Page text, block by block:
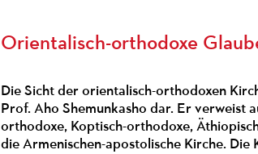
Orientalisch-orthodoxe
Die Sicht der orientalisch-orthodoxen
Prof. Aho Shemunkasho dar. Er verweist
orthodoxe, Koptisch-orthodoxe,
die Armenischen-apostolische Kirche.